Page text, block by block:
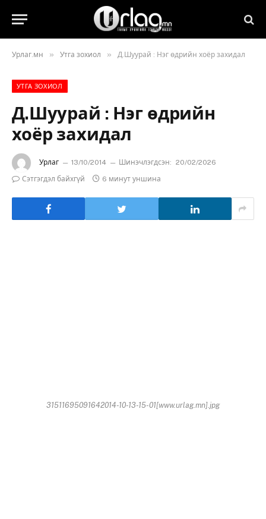
Урлаг.мн » Утга зохиол » Д.Шуурай : Нэг өдрийн хоёр захидал
УТГА ЗОХИОЛ
Д.Шуурай : Нэг өдрийн
хоёр захидал
Урлаг 13/10/2014 Шинэчлэгдсэн: 20/02/2026
Сэтгэгдэл байхгүй
6 минут уншина
31511695091642014-10-13-15-01[www.urlag.mn].jpg